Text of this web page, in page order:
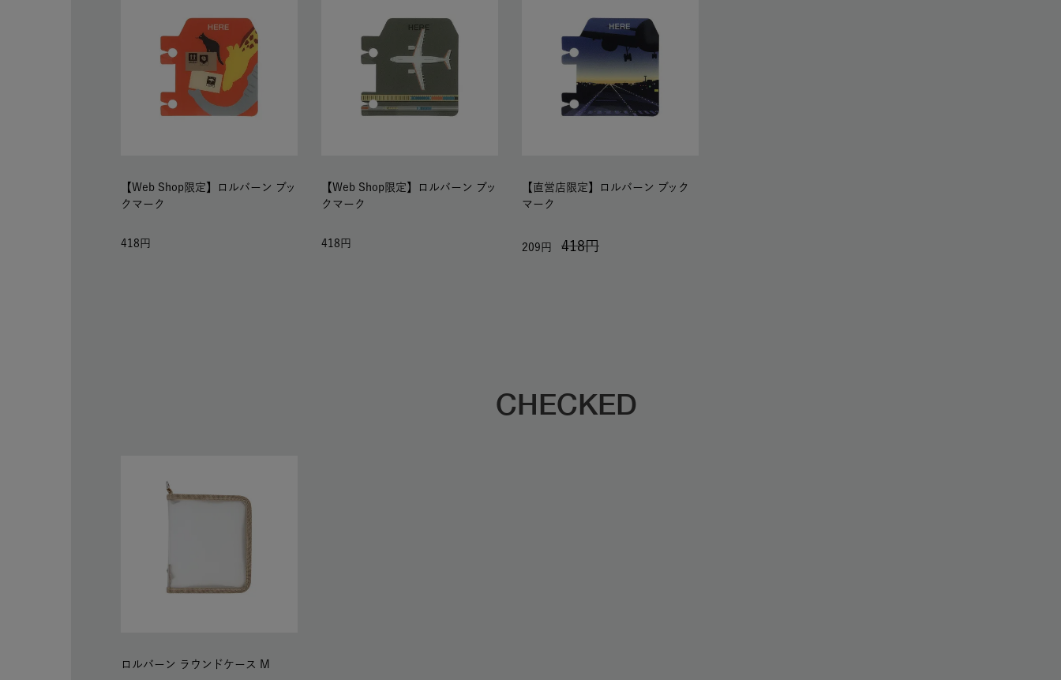
【Web Shop限定】ロルバーン ブッ
クマーク
418
【Web Shop限定】ロルバーン ブッ
クマーク
418
【直営店限定】ロルバーン ブック
マーク
418
209
CHECKED
ロルバーン ラウンドケース M